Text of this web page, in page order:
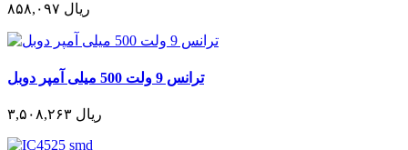
۸۵۸,۰۹۷ ریال
ترانس 9 ولت 500 میلی آمپر دوبل
۳,۵۰۸,۲۶۳ ریال